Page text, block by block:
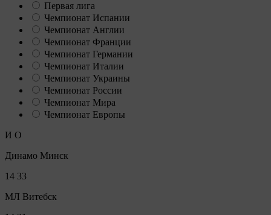
Первая лига
Чемпионат Испании
Чемпионат Англии
Чемпионат Франции
Чемпионат Германии
Чемпионат Италии
Чемпионат Украины
Чемпионат России
Чемпионат Мира
Чемпионат Европы
И О
Динамо Минск
14 33
МЛ Витебск